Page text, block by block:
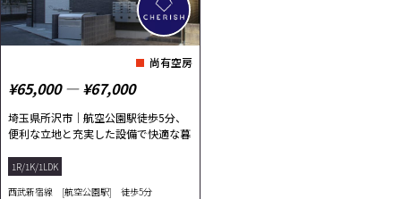
尚有空房
¥65,000 ― ¥67,000
埼玉県所沢市｜航空公園駅徒歩5分、
便利な立地と充実した設備で快適な暮
1R/1K/1LDK
西武新宿線 [航空公園駅] 徒歩5分